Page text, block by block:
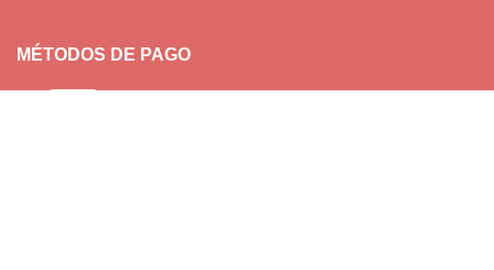
MÉTODOS DE PAGO